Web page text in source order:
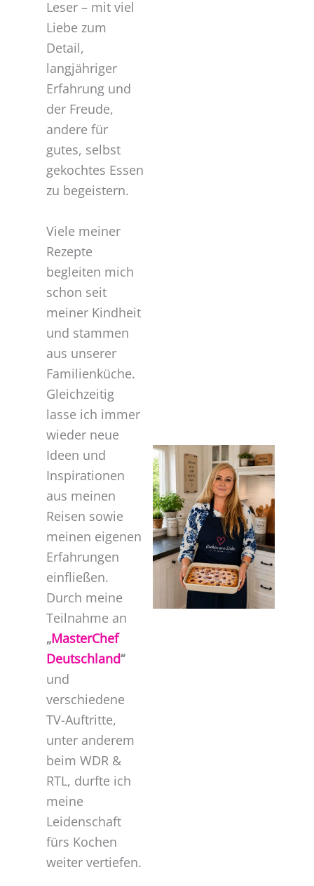
Viele meiner
Rezepte
begleiten mich
schon seit
meiner Kindheit
und stammen
aus unserer
Familienküche.
Gleichzeitig
lasse ich immer
wieder neue
Ideen und
Inspirationen
aus meinen
Reisen sowie
meinen eigenen
Erfahrungen
einfließen.
Durch meine
Teilnahme an
„MasterChef
Deutschland“
und
verschiedene
TV-Auftritte,
unter anderem
beim WDR &
RTL, durfte ich
meine
Leidenschaft
fürs Kochen
weiter vertiefen.
Leser – mit viel
Liebe zum
Detail,
langjähriger
Erfahrung und
der Freude,
andere für
gutes, selbst
gekochtes Essen
zu begeistern.